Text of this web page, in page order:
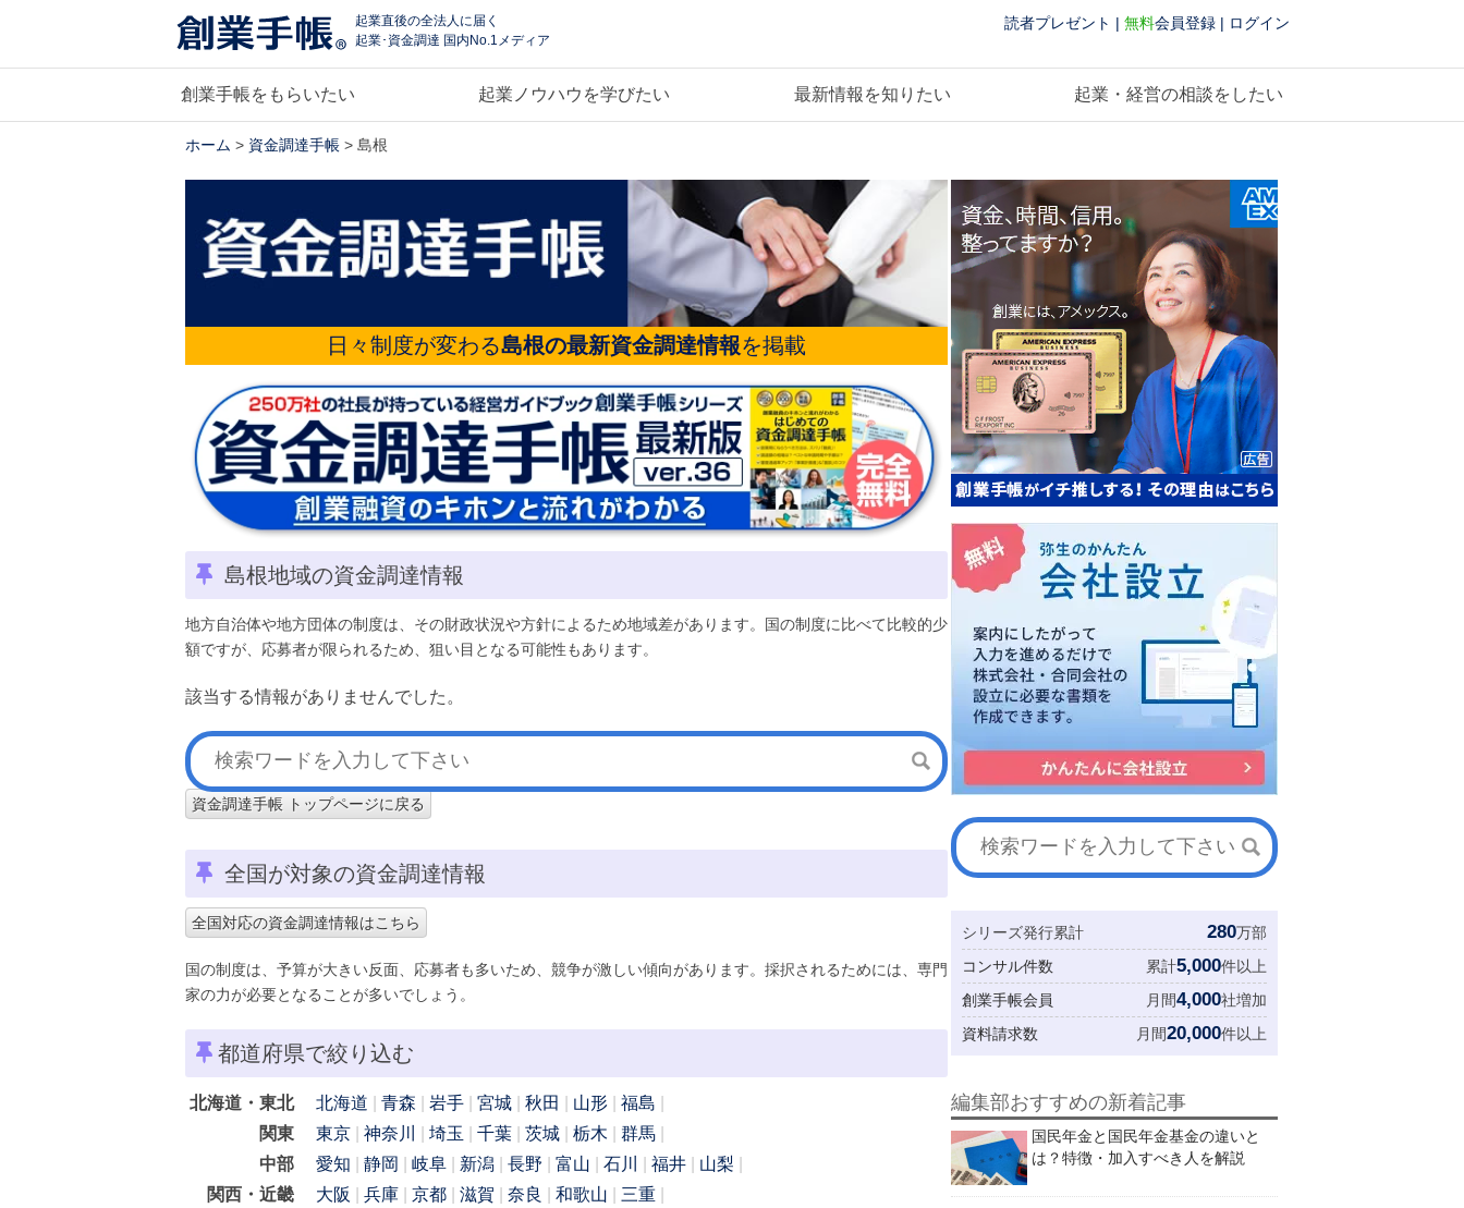
起業直後の全法人に届く
起業･資金調達 国内No.1メディア
読者プレゼント | 無料会員登録 | ログイン
創業手帳をもらいたい 起業ノウハウを学びたい 最新情報を知りたい 起業・経営の相談をしたい
ホーム > 資金調達手帳 > 島根
日々制度が変わる島根の最新資金調達情報を掲載
島根地域の資金調達情報
地方自治体や地方団体の制度は、その財政状況や方針によるため地域差があります。国の制度に比べて比較的少
額ですが、応募者が限られるため、狙い目となる可能性もあります。
該当する情報がありませんでした。
資金調達手帳 トップページに戻る
全国が対象の資金調達情報
全国対応の資金調達情報はこちら
国の制度は、予算が大きい反面、応募者も多いため、競争が激しい傾向があります。採択されるためには、専門
家の力が必要となることが多いでしょう。
都道府県で絞り込む
北海道・東北 北海道 青森 岩手 宮城 秋田 山形
福島
関東
東京 神奈川 埼玉 千葉 茨城 栃木
群馬
中部
愛知 静岡 岐阜 新潟 長野 富山 石川 福井
山梨
関西・近畿
大阪 兵庫 京都 滋賀 奈良 和歌山
三重
シリーズ発行累計 280万部
コンサル件数
累計5,000件以上
創業手帳会員
月間4,000社増加
資料請求数
月間20,000件以上
編集部おすすめの新着記事
国民年金と国民年金基金の違いと
は？特徴・加入すべき人を解説